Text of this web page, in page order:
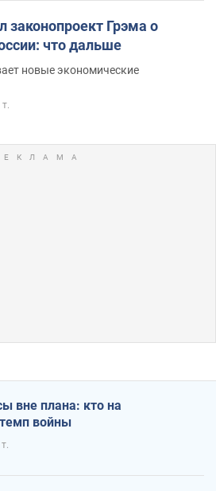
Грэма о
что дальше
новые экономические
вне плана: кто на
войны